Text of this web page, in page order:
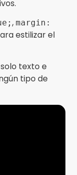
,margin:
estilizar el
solo texto e
tipo de